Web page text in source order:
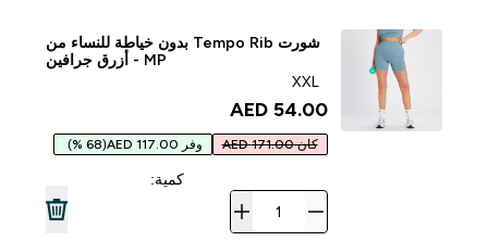
شورت Tempo Rib بدون خياطة للنساء من
MP - أزرق جرافين
XXL
54.00 AED‎
كان 171.00 AED وفر 117.00 AED (68 %)
كمية: